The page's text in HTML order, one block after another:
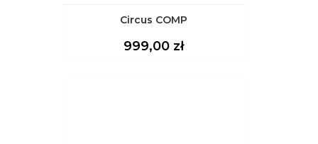
Circus COMP
Cena
999,00 zł